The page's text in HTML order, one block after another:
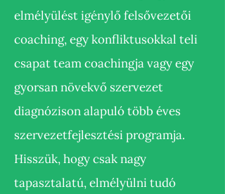
elmélyülést igénylő felsővezetői
coaching, egy konfliktusokkal teli
csapat team coachingja vagy egy
gyorsan növekvő szervezet
diagnózison alapuló több éves
szervezetfejlesztési programja.
Hisszük, hogy csak nagy
tapasztalatú, elmélyülni tudó